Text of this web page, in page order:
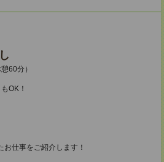
60分）
OK！
仕事をご紹介します！